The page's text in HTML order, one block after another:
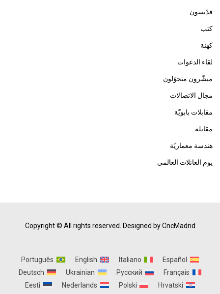
قدّيسون
كتب
كهنة
لقاء الدعوات
مبشّرون متجوّلون
مجال الاتصالات
مقابلات بابويّة
مقابلة
هندسة معماريّة
يوم العائلات العالمي
Copyright © All rights reserved. Designed by CncMadrid
Español
Italiano
English
Português
Français
Русский
Ukrainian
Deutsch
Hrvatski
Polski
Nederlands
Eesti